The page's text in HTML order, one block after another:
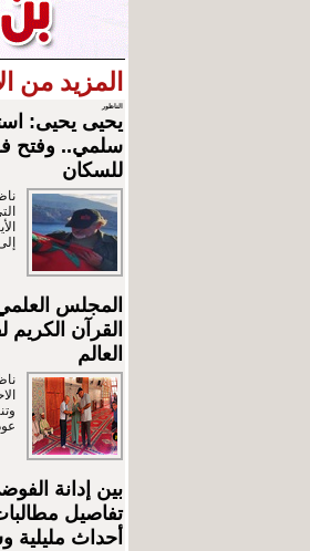
المزيد من
الناظور
يحيى يحيى:
سلمي.. وفتح
للسكان
المجلس
القرآن الكريم
العالم
بين إدانة
تفاصيل
أحداث مليلية